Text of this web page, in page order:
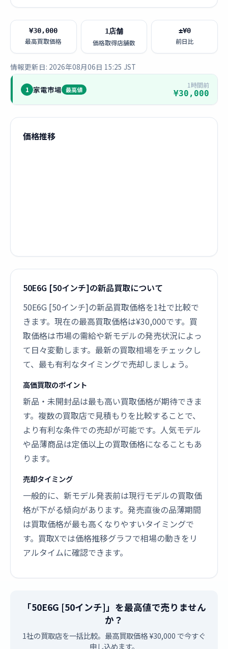
¥30,000
最高買取価格
1店舗
価格取得店舗数
±¥0
前日比
情報更新日: 2026年08月06日 15:25 JST
1 家電市場 最高値
1時間前
¥30,000
価格推移
50E6G [50インチ]の新品買取について
50E6G [50インチ]の新品買取価格を1社で比較で
きます。現在の最高買取価格は¥30,000です。買
取価格は市場の需給や新モデルの発売状況によっ
て日々変動します。最新の買取相場をチェックし
て、最も有利なタイミングで売却しましょう。
高価買取のポイント
新品・未開封品は最も高い買取価格が期待できま
す。複数の買取店で見積もりを比較することで、
より有利な条件での売却が可能です。人気モデル
や品薄商品は定価以上の買取価格になることもあ
ります。
売却タイミング
一般的に、新モデル発表前は現行モデルの買取価
格が下がる傾向があります。発売直後の品薄期間
は買取価格が最も高くなりやすいタイミングで
す。買取Xでは価格推移グラフで相場の動きをリ
アルタイムに確認できます。
「50E6G [50インチ]」を最高値で売りません
か？
1社の買取店を一括比較。最高買取価格 ¥30,000 で今すぐ
申し込めます。